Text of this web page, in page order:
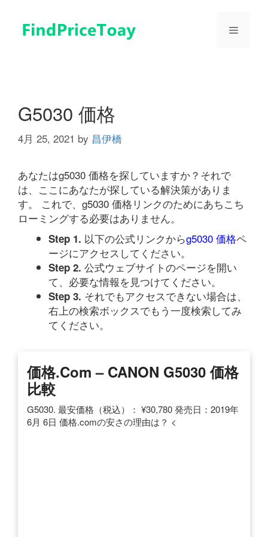
メ
G5030 価格
4月 25, 2021 by 昌伊橋
あなたはg5030 価格を探していますか？それで
は、ここにあなたが探している解決策がありま
す。 これで、g5030 価格リンクのためにあちこち
ローミングする必要はありません。
Step 1. 以下の公式リンクからg5030 価格ペ
ージにアクセスしてください。
Step 2. 公式ウェブサイトのページを開い
て、必要な情報を見つけてください。
Step 3. それでもアクセスできない場合は、
右上の検索ボックスでもう一度検索してみ
てください。
価格.com – CANON G5030 価格
比較
G5030. 最安価格（税込）： ¥30,780 発売日：2019年
6月 6日 価格.comの安さの理由は？ <